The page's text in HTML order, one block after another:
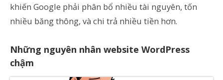
khiến Google phải phân bổ nhiều tài nguyên, tốn
nhiều băng thông, và chi trả nhiều tiền hơn.
Những nguyên nhân website WordPress
chậm